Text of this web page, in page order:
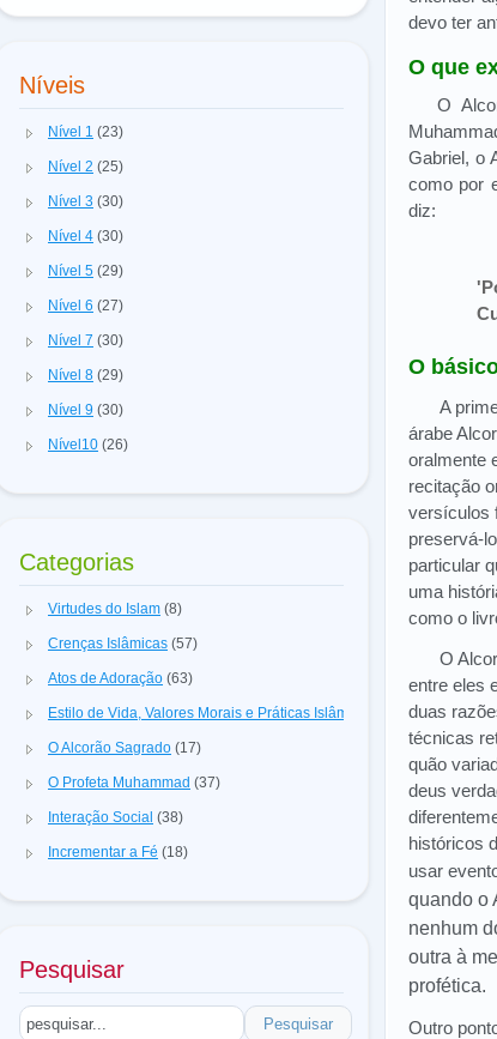
Níveis
Nível 1 (23)
Nível 2 (25)
Nível 3 (30)
Nível 4 (30)
Nível 5 (29)
Nível 6 (27)
Nível 7 (30)
Nível 8 (29)
Nível 9 (30)
Nível10 (26)
Categorias
Virtudes do Islam (8)
Crenças Islâmicas (57)
Atos de Adoração (63)
Estilo de Vida, Valores Morais e Práticas Islâmicas
O Alcorão Sagrado (17)
O Profeta Muhammad (37)
Interação Social (38)
Incrementar a Fé (18)
Pesquisar
Pesquisar
devo ter
O que
O
Gabriel, o
como por
diz:
O
A
árabe
oralmente
recitação
versículos
preservá-
particular
uma
como o
O
entre eles
duas
técnicas
quão
deus
históricos
usar
quando o
nenhum
outra à
profética.
Outro